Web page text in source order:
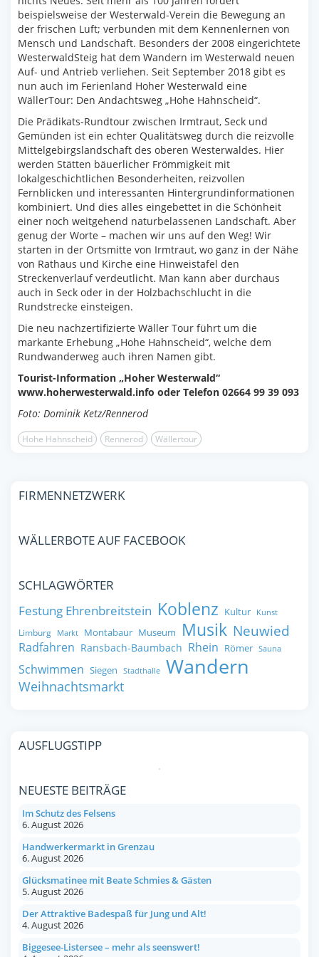
beispielsweise der Westerwald-Verein die Bewegung an
der frischen Luft; verbunden mit dem Kennenlernen von
Mensch und Landschaft. Besonders der 2008 eingerichtete
WesterwaldSteig hat dem Wandern im Westerwald neuen
Auf- und Antrieb verliehen. Seit September 2018 gibt es
nun auch im Ferienland Hoher Westerwald eine
WällerTour: Den Andachtsweg „Hohe Hahnscheid“.
Die Prädikats-Rundtour zwischen Irmtraut, Seck und
Gemünden ist ein echter Qualitätsweg durch die reizvolle
Mittelgebirgslandschaft des oberen Westerwaldes. Hier
werden Stätten bäuerlicher Frömmigkeit mit
lokalgeschichtlichen Besonderheiten, reizvollen
Fernblicken und interessanten Hintergrundinformationen
kombiniert. Und dies alles eingebettet in die Schönheit
einer noch weitgehend naturbelassenen Landschaft. Aber
genug der Worte – machen wir uns auf den Weg! Wir
starten in der Ortsmitte von Irmtraut, wo ganz in der Nähe
von Rathaus und Kirche eine Hinweistafel den
Streckenverlauf verdeutlicht. Man kann aber durchaus
auch in Seck oder in der Holzbachschlucht in die
Rundstrecke einsteigen.
Die neu nachzertifizierte Wäller Tour führt um die
markante Erhebung „Hohe Hahnscheid“, welche dem
Rundwanderweg auch ihren Namen gibt.
Tourist-Information „Hoher Westerwald“
www.hoherwesterwald.info oder Telefon 02664 99 39 093
Foto: Dominik Ketz/Rennerod
Hohe Hahnscheid Rennerod Wällertour
FIRMENNETZWERK
WÄLLERBOTE AUF FACEBOOK
SCHLAGWÖRTER
Festung Ehrenbreitstein Koblenz Kultur Kunst
Limburg Markt Montabaur Museum Musik Neuwied
Radfahren Ransbach-Baumbach Rhein Römer Sauna
Schwimmen Siegen Stadthalle Wandern
Weihnachtsmarkt
AUSFLUGSTIPP
NEUESTE BEITRÄGE
Im Schutz des Felsens
6. August 2026
Handwerkermarkt in Grenzau
6. August 2026
Glücksmatinee mit Beate Schmies & Gästen
5. August 2026
Der Attraktive Badespaß für Jung und Alt!
4. August 2026
Biggesee-Listersee – mehr als seenswert!